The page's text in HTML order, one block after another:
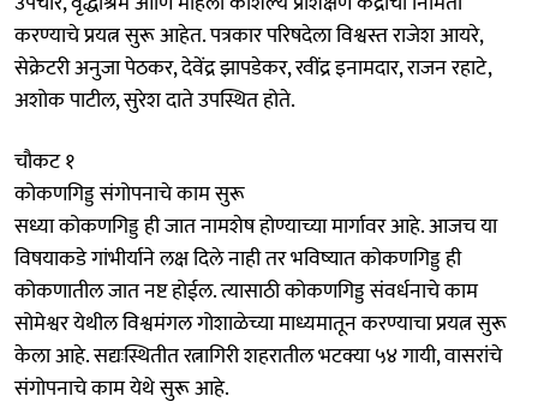
करण्याचे प्रयत्न सुरू आहेत. पत्रकार परिषदेला विश्वस्त राजेश आयरे,
सेक्रेटरी अनुजा पेठकर, देवेंद्र झापडेकर, रवींद्र इनामदार, राजन रहाटे,
अशोक पाटील, सुरेश दाते उपस्थित होते.
चौकट १
कोकणगिड्ड संगोपनाचे काम सुरू
सध्या कोकणगिड्ड ही जात नामशेष होण्याच्या मार्गावर आहे. आजच या
विषयाकडे गांभीर्याने लक्ष दिले नाही तर भविष्यात कोकणगिड्ड ही
कोकणातील जात नष्ट होईल. त्यासाठी कोकणगिड्ड संवर्धनाचे काम
सोमेश्वर येथील विश्वमंगल गोशाळेच्या माध्यमातून करण्याचा प्रयत्न सुरू
केला आहे. सद्यःस्थितीत रत्नागिरी शहरातील भटक्या ५४ गायी, वासरांचे
संगोपनाचे काम येथे सुरू आहे.